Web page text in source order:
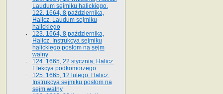
Laudum sejmiku halickiego.
122. 1664, 8 października,
Halicz. Laudum sejmiku
halickiego
123. 1664, 8 października,
Halicz. Instrukcya sejmiku
halickiego posłom na sejm
walny
124. 1665, 22 stycznia, Halicz.
Elekcya podkomorzego
125. 1665, 12 lutego, Halicz.
Instrukcya sejmiku posłom na
sejm walny